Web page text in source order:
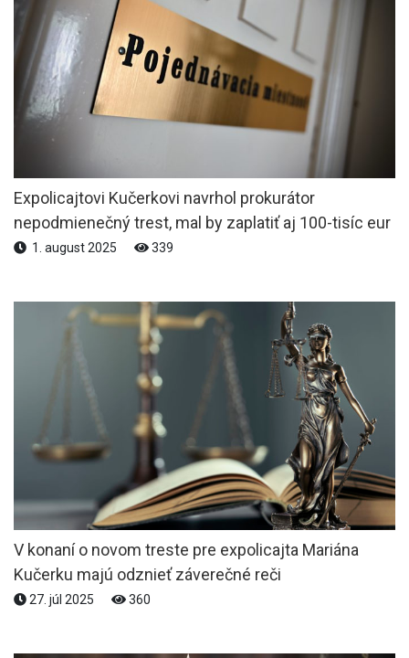
Expolicajtovi Kučerkovi navrhol prokurátor
nepodmienečný trest, mal by zaplatiť aj 100-tisíc eur
1. august 2025 339
V konaní o novom treste pre expolicajta Mariána
Kučerku majú odznieť záverečné reči
27. júl 2025 360